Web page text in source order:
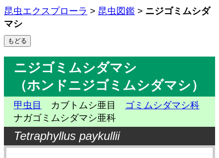
昆虫エクスプローラ > 昆虫図鑑 > ニジゴミムシダ
マシ
ニジゴミムシダマシ
（ホンドニジゴミムシダマシ）
甲虫目 カブトムシ亜目 ゴミムシダマシ科
ナガゴミムシダマシ亜科
Tetraphyllus paykullii